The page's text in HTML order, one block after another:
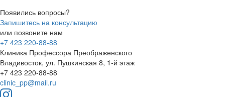
Появились вопросы?
Запишитесь на консультацию
или позвоните нам
+7 423 220-88-88
Клиника Профессора Преображенского
Владивосток, ул. Пушкинская 8, 1-й этаж
+7 423 220-88-88
clinic_pp@mail.ru